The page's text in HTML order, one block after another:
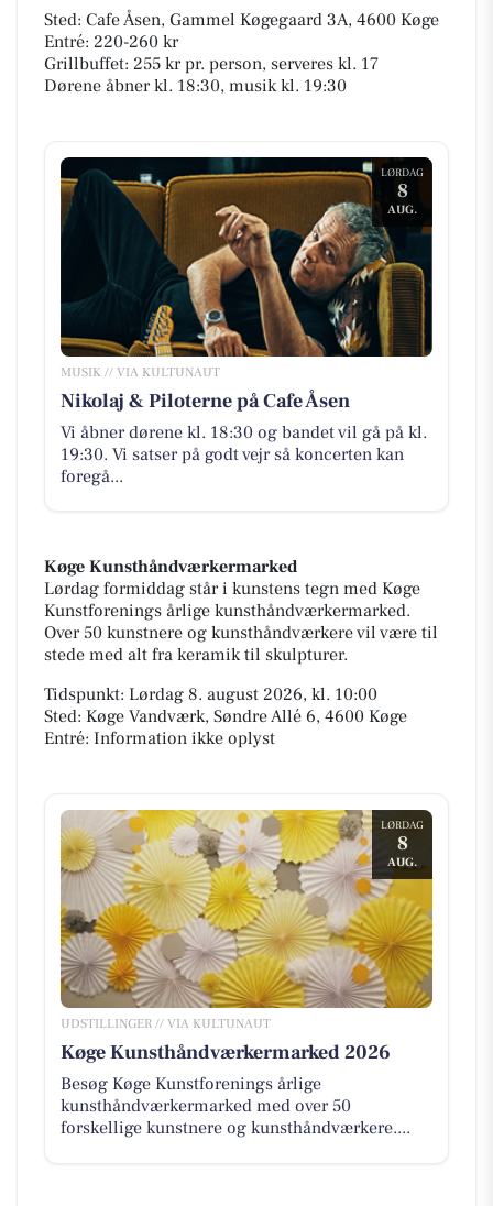
Sted: Cafe Åsen, Gammel Køgegaard 3A, 4600 Køge
Entré: 220-260 kr
Grillbuffet: 255 kr pr. person, serveres kl. 17
Dørene åbner kl. 18:30, musik kl. 19:30
LØRDAG
8
AUG.
MUSIK // VIA KULTUNAUT
Nikolaj & Piloterne på Cafe Åsen
Vi åbner dørene kl. 18:30 og bandet vil gå på kl.
19:30. Vi satser på godt vejr så koncerten kan
foregå...
Køge Kunsthåndværkermarked
Lørdag formiddag står i kunstens tegn med Køge
Kunstforenings årlige kunsthåndværkermarked.
Over 50 kunstnere og kunsthåndværkere vil være til
stede med alt fra keramik til skulpturer.
Tidspunkt: Lørdag 8. august 2026, kl. 10:00
Sted: Køge Vandværk, Søndre Allé 6, 4600 Køge
Entré: Information ikke oplyst
LØRDAG
8
AUG.
UDSTILLINGER // VIA KULTUNAUT
Køge Kunsthåndværkermarked 2026
Besøg Køge Kunstforenings årlige
kunsthåndværkermarked med over 50
forskellige kunstnere og kunsthåndværkere....